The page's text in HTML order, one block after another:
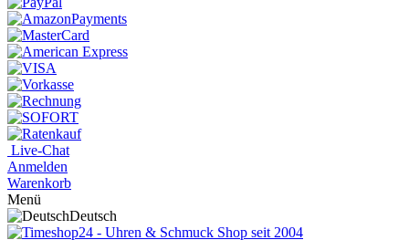
Live-Chat
Anmelden
Warenkorb
Menü
Deutsch